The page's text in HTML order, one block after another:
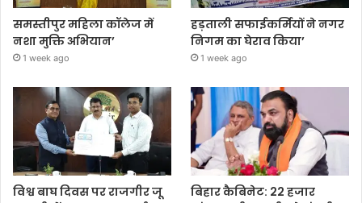
समस्तीपुर महिला कॉलेज में
नशा मुक्ति अभियान’
1 week ago
हड़ताली सफाईकर्मियों ने नगर
निगम का घेराव किया’
1 week ago
विश्व बाघ दिवस पर राजगीर जू
बिहार कैबिनेट: 22 हजार